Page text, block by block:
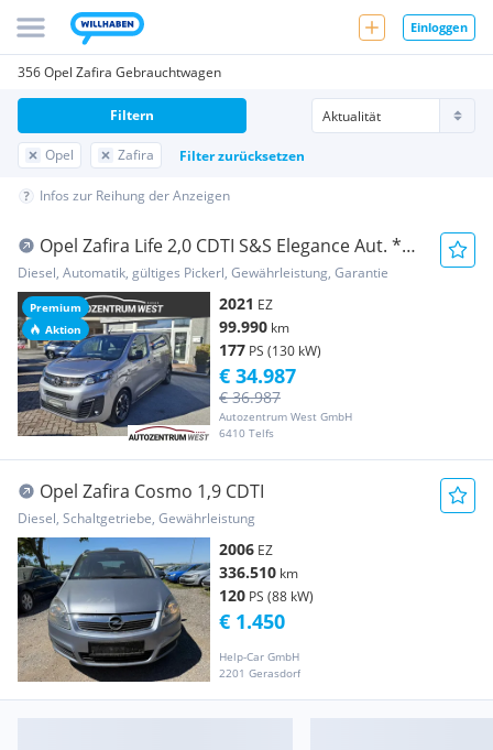
Einloggen
356 Opel Zafira Gebrauchtwagen
Opel Zafira Filter zurücksetzen
Filtern
Infos zur Reihung der Anzeigen
Premium
Aktion
Opel Zafira Life 2,0 CDTI S&S Elegance Aut. *7
Sitze...
Diesel, Automatik, gültiges Pickerl, Gewährleistung, Garantie
2021 EZ
99.990 km
177 PS (130 kW)
Autozentrum West GmbH
6410 Telfs
€ 36.987
€ 34.987
Opel Zafira Cosmo 1,9 CDTI
Diesel, Schaltgetriebe, Gewährleistung
2006 EZ
336.510 km
120 PS (88 kW)
Help-Car GmbH
2201 Gerasdorf
€ 1.450